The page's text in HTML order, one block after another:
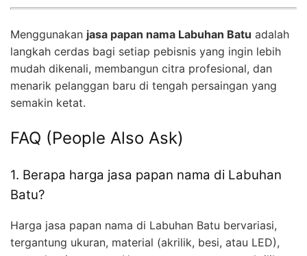
Menggunakan jasa papan nama Labuhan Batu adalah
langkah cerdas bagi setiap pebisnis yang ingin lebih
mudah dikenali, membangun citra profesional, dan
menarik pelanggan baru di tengah persaingan yang
semakin ketat.
FAQ (People Also Ask)
1. Berapa harga jasa papan nama di Labuhan
Batu?
Harga jasa papan nama di Labuhan Batu bervariasi,
tergantung ukuran, material (akrilik, besi, atau LED),